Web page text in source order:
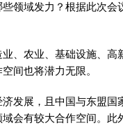
领域发力？根据此次
、农业、基础设施、
间也将潜力无限。
发展，且中国与东盟
会有较大合作空间。